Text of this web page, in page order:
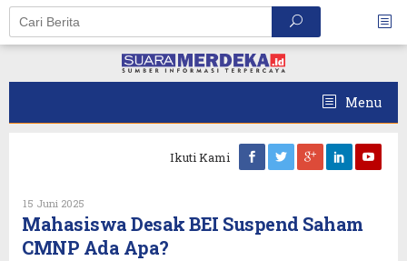
Skip
content
Menu
Ikuti Kami
15 Juni 2025
REDAKSI
Mahasiswa Desak BEI Suspend Saham
CMNP Ada Apa?